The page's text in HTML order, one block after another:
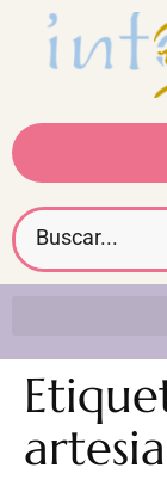
artesia